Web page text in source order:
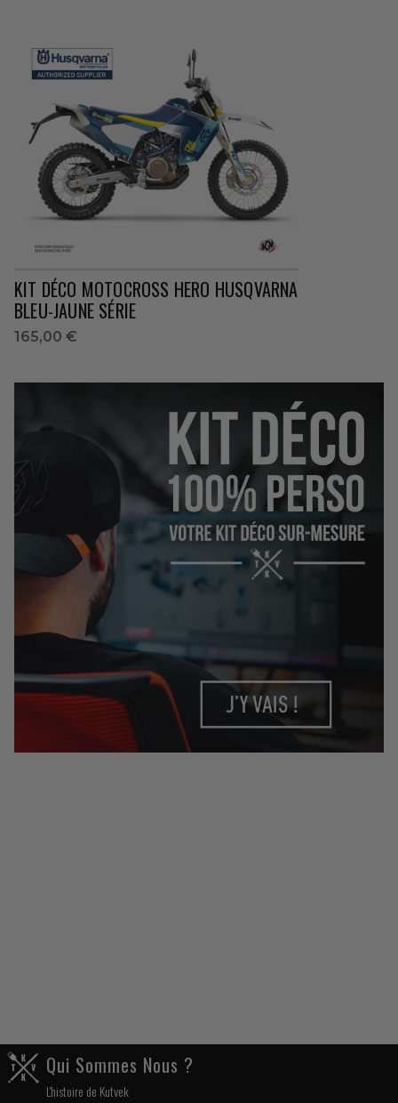
KIT DÉCO MOTOCROSS HERO HUSQVARNA
BLEU-JAUNE SÉRIE
165,00 €
Qui Sommes Nous ?
L'histoire de Kutvek